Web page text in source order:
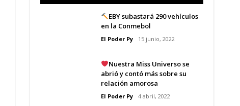
EBY subastará 290 vehículos
en la Conmebol
El Poder Py 15 junio, 2022
Nuestra Miss Universo se
abrió y contó más sobre su
relación amorosa
El Poder Py 4 abril, 2022